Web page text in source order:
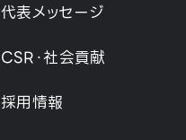
代表メッセージ
CSR・社会貢献
採用情報